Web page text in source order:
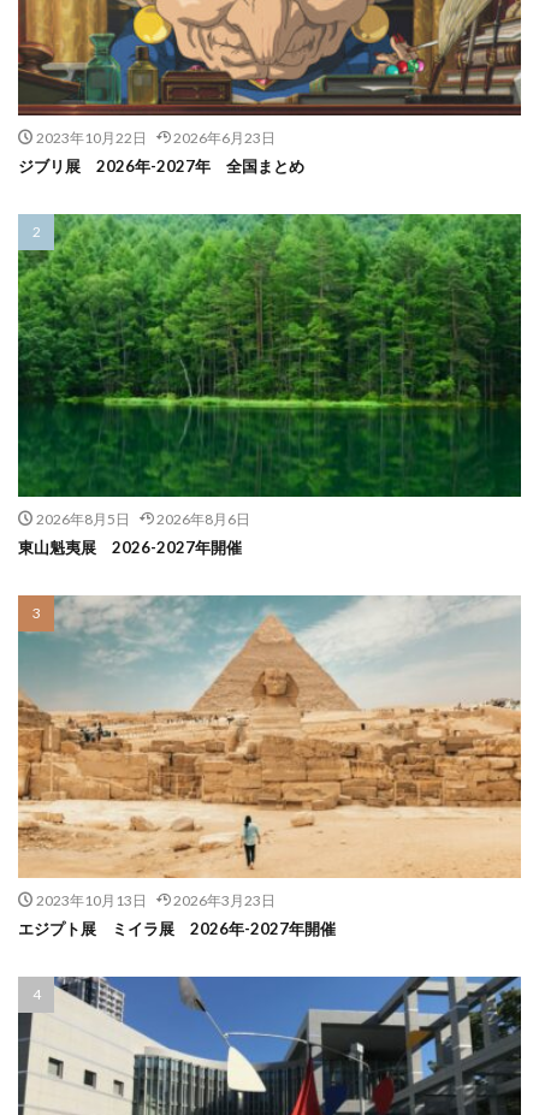
2023年10月22日 2026年6月23日
ジブリ展 2026年-2027年 全国まとめ
2026年8月5日 2026年8月6日
東山魁夷展 2026-2027年開催
2023年10月13日 2026年3月23日
エジプト展 ミイラ展 2026年-2027年開催